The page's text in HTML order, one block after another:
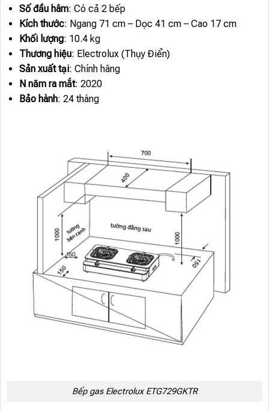
Số đầu hâm: Có cả 2 bếp
Kích thước: Ngang 71 cm – Dọc 41 cm – Cao 17 cm
Khối lượng: 10.4 kg
Thương hiệu: Electrolux (Thụy Điển)
Sản xuất tại: Chính hãng
N năm ra mắt: 2020
Bảo hành: 24 tháng
Bếp gas Electrolux ETG729GKTR